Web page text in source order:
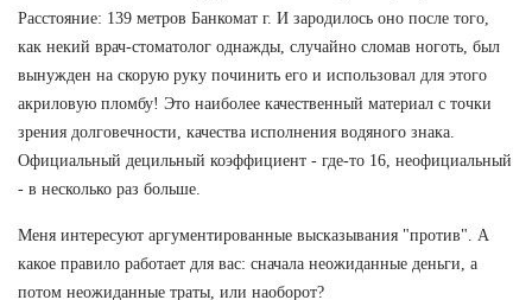
Расстояние: 139 метров Банкомат г. И зародилось оно после того,
как некий врач-стоматолог однажды, случайно сломав ноготь, был
вынужден на скорую руку починить его и использовал для этого
акриловую пломбу! Это наиболее качественный материал с точки
зрения долговечности, качества исполнения водяного знака.
Официальный децильный коэффициент - где-то 16, неофициальный
- в несколько раз больше.
Меня интересуют аргументированные высказывания "против". А
какое правило работает для вас: сначала неожиданные деньги, а
потом неожиданные траты, или наоборот?